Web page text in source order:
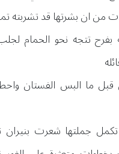
من ان بشرتها قد تشربته
تتجه نحو الحمام
ما البس الفستان
جملتها شعرت بنيران